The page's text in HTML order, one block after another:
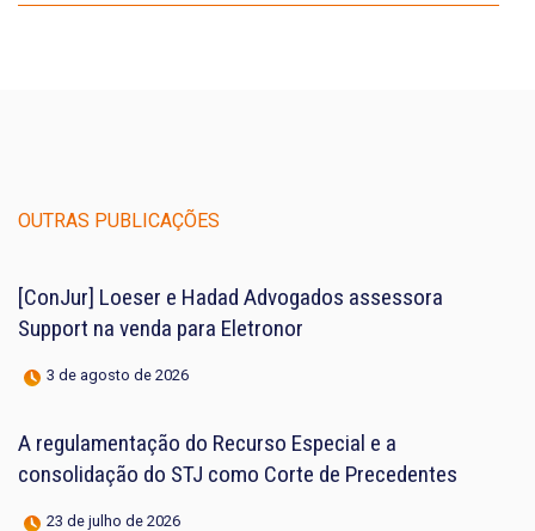
OUTRAS PUBLICAÇÕES
[ConJur] Loeser e Hadad Advogados assessora
Support na venda para Eletronor
3 de agosto de 2026
A regulamentação do Recurso Especial e a
consolidação do STJ como Corte de Precedentes
23 de julho de 2026